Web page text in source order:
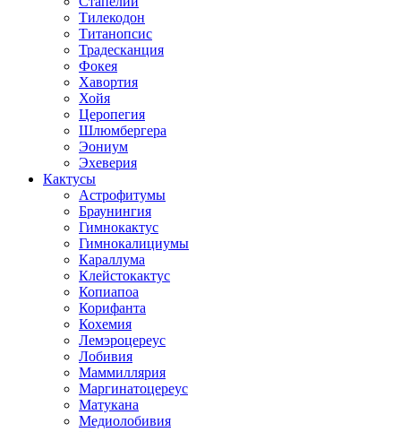
Тилекодон
Титанопсис
Традесканция
Фокея
Хавортия
Хойя
Церопегия
Шлюмбергера
Эониум
Эхеверия
Кактусы
Астрофитумы
Браунингия
Гимнокактус
Гимнокалициумы
Караллума
Клейстокактус
Копиапоа
Корифанта
Кохемия
Лемэроцереус
Лобивия
Маммиллярия
Маргинатоцереус
Матукана
Медиолобивия